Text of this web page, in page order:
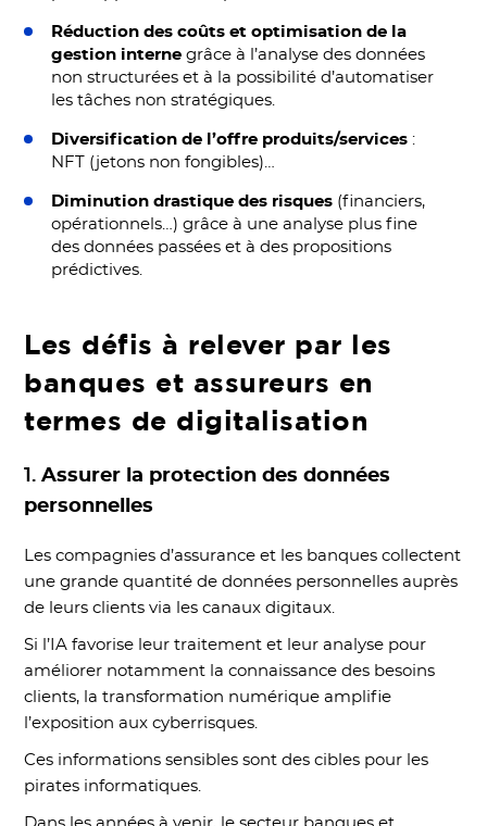
Réduction des coûts et optimisation de la
gestion interne grâce à l’analyse des données
non structurées et à la possibilité d’automatiser
les tâches non stratégiques.
Diversification de l’offre produits/services :
NFT (jetons non fongibles)…
Diminution drastique des risques (financiers,
opérationnels…) grâce à une analyse plus fine
des données passées et à des propositions
prédictives.
Les défis à relever par les
banques et assureurs en
termes de digitalisation
1.Assurer la protection des données
personnelles
Les compagnies d’assurance et les banques collectent
une grande quantité de données personnelles auprès
de leurs clients via les canaux digitaux.
Si l’IA favorise leur traitement et leur analyse pour
améliorer notamment la connaissance des besoins
clients, la transformation numérique amplifie
l’exposition aux cyberrisques.
Ces informations sensibles sont des cibles pour les
pirates informatiques.
Dans les années à venir, le secteur banques et